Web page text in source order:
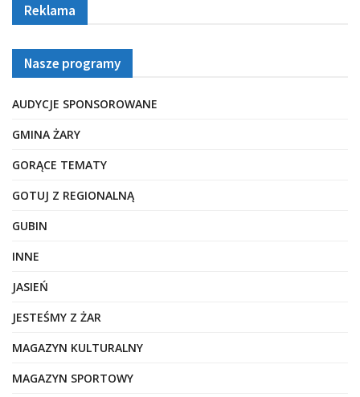
Reklama
Nasze programy
AUDYCJE SPONSOROWANE
GMINA ŻARY
GORĄCE TEMATY
GOTUJ Z REGIONALNĄ
GUBIN
INNE
JASIEŃ
JESTEŚMY Z ŻAR
MAGAZYN KULTURALNY
MAGAZYN SPORTOWY